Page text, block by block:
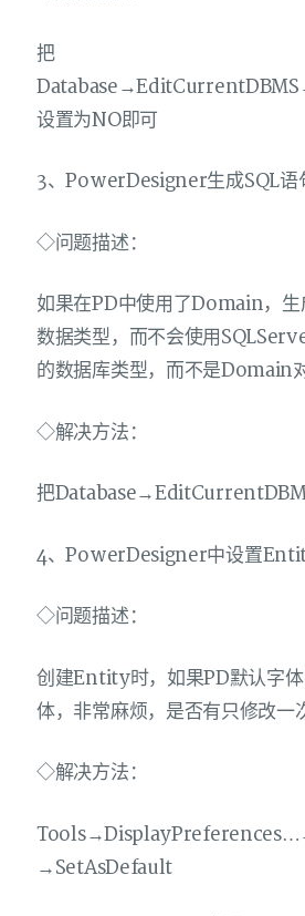
把
设置为NO即可
3、PowerDesigner生成SQL
◇问题描述：
如果在PD中使用了Domain，
数据类型，而不会使用
的数据库类型，而不是Domain
◇解决方法：
把
4、PowerDesigner中设置
◇问题描述：
创建Entity时，如果PD默认字
体，非常麻烦，是否有只修改一
◇解决方法：
→SetAsDefault